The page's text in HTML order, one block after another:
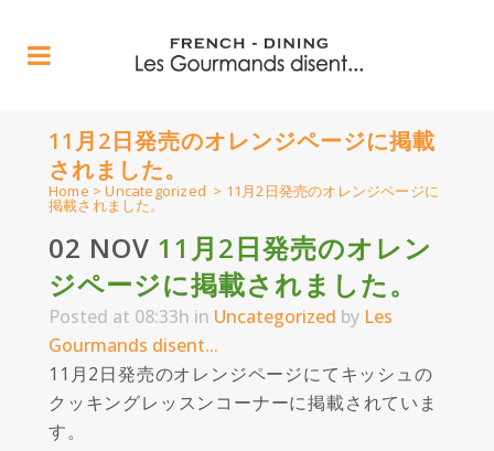
11月2日発売のオレンジページに掲載
されました。
Home >Uncategorized > 11月2日発売のオレンジページに
掲載されました。
02 NOV 11月2日発売のオレン
ジページに掲載されました。
Posted at 08:33h in Uncategorized by Les
Gourmands disent...
11月2日発売のオレンジページにてキッシュの
クッキングレッスンコーナーに掲載されていま
す。